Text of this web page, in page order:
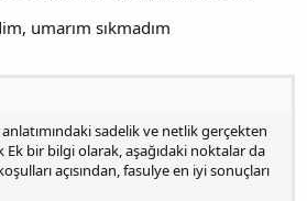
umarım sıkmadım
sadelik ve netlik gerçekten
Ek bir bilgi olarak, aşağıdaki noktalar da
açısından, fasulye en iyi sonuçları